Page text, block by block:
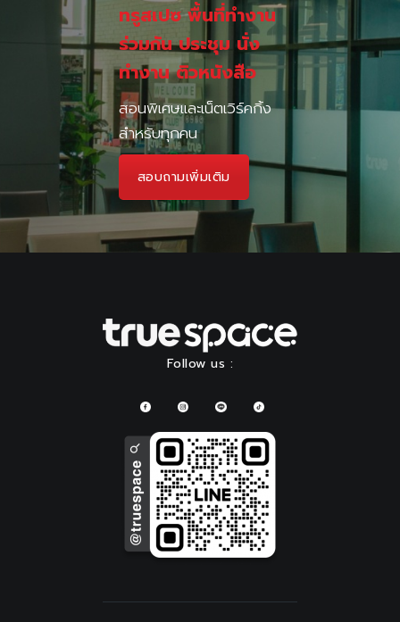
ทรูสเปซ พื้นที่ทำงาน
ร่วมกัน ประชุม นั่ง
ทำงาน ติวหนังสือ
สอนพิเศษและเน็ตเวิร์คกิ้ง
สำหรับทุกคน
สอบถามเพิ่มเติม
Follow us :